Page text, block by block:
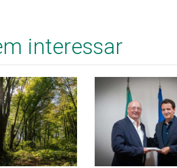
interessar